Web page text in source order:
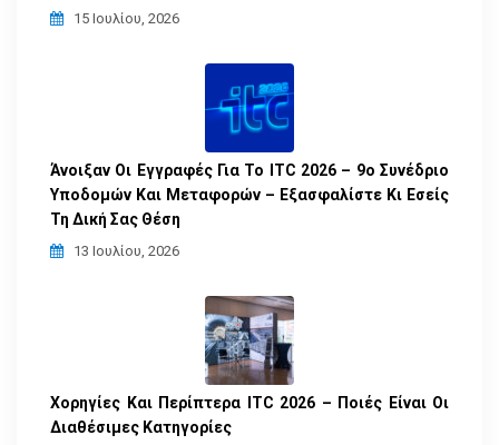
15 Ιουλίου, 2026
Άνοιξαν Οι Εγγραφές Για Το ITC 2026 – 9ο Συνέδριο
Υποδομών Και Μεταφορών – Εξασφαλίστε Κι Εσείς
Τη Δική Σας Θέση
13 Ιουλίου, 2026
Χορηγίες Και Περίπτερα ITC 2026 – Ποιές Είναι Οι
Διαθέσιμες Κατηγορίες